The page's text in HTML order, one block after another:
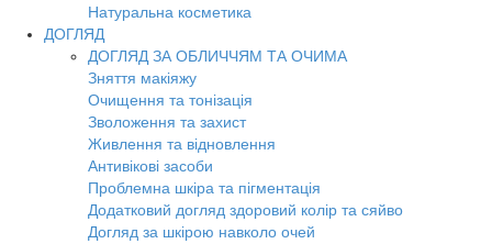
Натуральна косметика
ДОГЛЯД
ДОГЛЯД ЗА ОБЛИЧЧЯМ ТА ОЧИМА
Зняття макіяжу
Очищення та тонізація
Зволоження та захист
Живлення та відновлення
Антивікові засоби
Проблемна шкіра та пігментація
Додатковий догляд здоровий колір та сяйво
Догляд за шкірою навколо очей